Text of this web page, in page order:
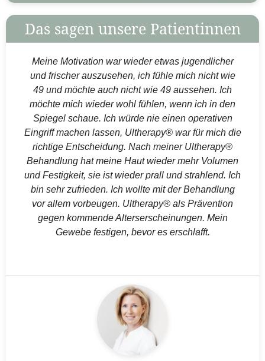
Das sagen unsere Patientinnen
Meine Motivation war wieder etwas jugendlicher
und frischer auszusehen, ich fühle mich nicht wie
49 und möchte auch nicht wie 49 aussehen. Ich
möchte mich wieder wohl fühlen, wenn ich in den
Spiegel schaue. Ich würde nie einen operativen
Eingriff machen lassen, Ultherapy® war für mich die
richtige Entscheidung. Nach meiner Ultherapy®
Behandlung hat meine Haut wieder mehr Volumen
und Festigkeit, sie ist wieder prall und strahlend. Ich
bin sehr zufrieden. Ich wollte mit der Behandlung
vor allem vorbeugen. Ultherapy® als Prävention
gegen kommende Alterserscheinungen. Mein
Gewebe festigen, bevor es erschlafft.